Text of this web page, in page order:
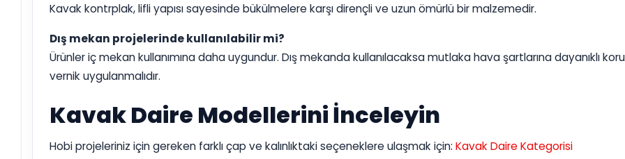
Kavak kontrplak, lifli yapısı sayesinde bükülmelere karşı dirençli ve uzun ömürlü bir malzemedir.
Dış mekan projelerinde kullanılabilir mi?
Ürünler iç mekan kullanımına daha uygundur. Dış mekanda kullanılacaksa mutlaka hava şartlarına dayanıklı
vernik uygulanmalıdır.
Kavak Daire Modellerini İnceleyin
Hobi projeleriniz için gereken farklı çap ve kalınlıktaki seçeneklere ulaşmak için:Kavak Daire Kategorisi